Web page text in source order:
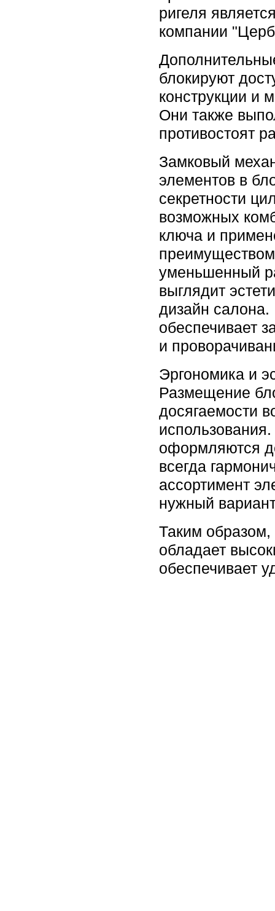
ригеля
компании
блокируют
конструкции и
Они также
противостоят
Замковый
элементов в
секретности
возможных
ключа и
преимуществом
уменьшенный
выглядит
дизайн салона.
обеспечивает
и
Эргономика и
Размещение
досягаемости
оформляются
всегда
ассортимент
нужный
Таким образом,
обладает
обеспечивает